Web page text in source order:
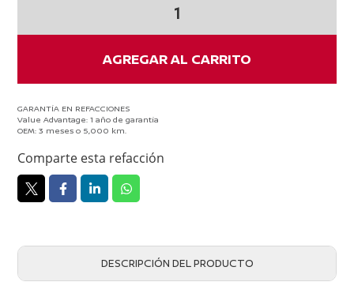
cantidad
AGREGAR AL CARRITO
GARANTÍA EN REFACCIONES
Value Advantage: 1 año de garantía
OEM: 3 meses o 5,000 km.
Comparte esta refacción
DESCRIPCIÓN DEL PRODUCTO